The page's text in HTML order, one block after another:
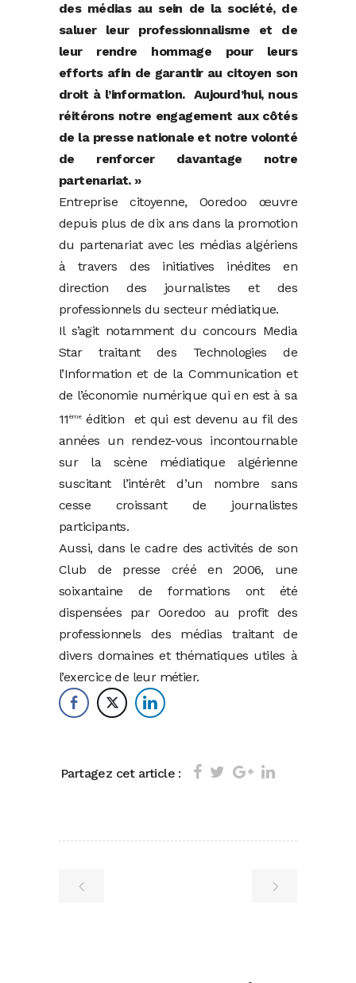
des médias au sein de la société, de
saluer leur professionnalisme et de
leur rendre hommage pour leurs
efforts afin de garantir au citoyen son
droit à l’information. Aujourd’hui, nous
réitérons notre engagement aux côtés
de la presse nationale et notre volonté
de renforcer davantage notre
partenariat. »
Entreprise citoyenne, Ooredoo œuvre
depuis plus de dix ans dans la promotion
du partenariat avec les médias algériens
à travers des initiatives inédites en
direction des journalistes et des
professionnels du secteur médiatique.
Il s’agit notamment du concours Media
Star traitant des Technologies de
l’Information et de la Communication et
de l’économie numérique qui en est à sa
11 èmeédition et qui est devenu au fil des
années un rendez-vous incontournable
sur la scène médiatique algérienne
suscitant l’intérêt d’un nombre sans
cesse croissant de journalistes
participants.
Aussi, dans le cadre des activités de son
Club de presse créé en 2006, une
soixantaine de formations ont été
dispensées par Ooredoo au profit des
professionnels des médias traitant de
divers domaines et thématiques utiles à
l’exercice de leur métier.
Partagez cet article :